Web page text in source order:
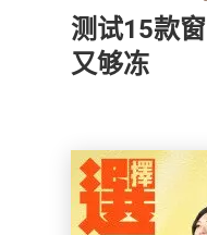
测试15款窗口冷
又够冻